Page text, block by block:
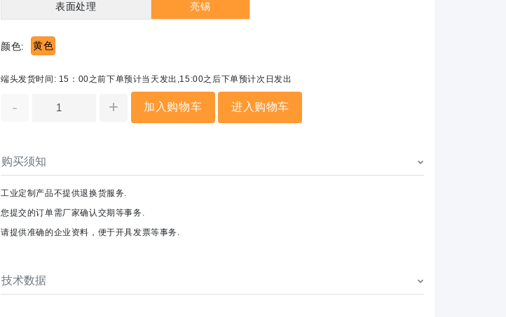
表面处理 亮锡
颜色: 黄色
端头发货时间: 15：00之前下单预计当天发出,15:00之后下单预计次日发出
- + 加入购物车 进入购物车
购买须知
工业定制产品不提供退换货服务.
您提交的订单需厂家确认交期等事务.
请提供准确的企业资料，便于开具发票等事务.
技术数据